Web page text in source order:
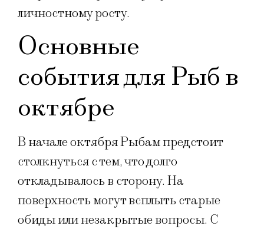
личностному росту.
Основные
события для Рыб в
октябре
В начале октября Рыбам предстоит
столкнуться с тем, что долго
откладывалось в сторону. На
поверхность могут всплыть старые
обиды или незакрытые вопросы. С